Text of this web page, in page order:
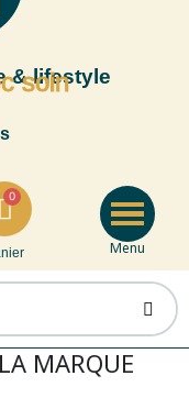
& lifestyle
soin
Menu
MARQUE